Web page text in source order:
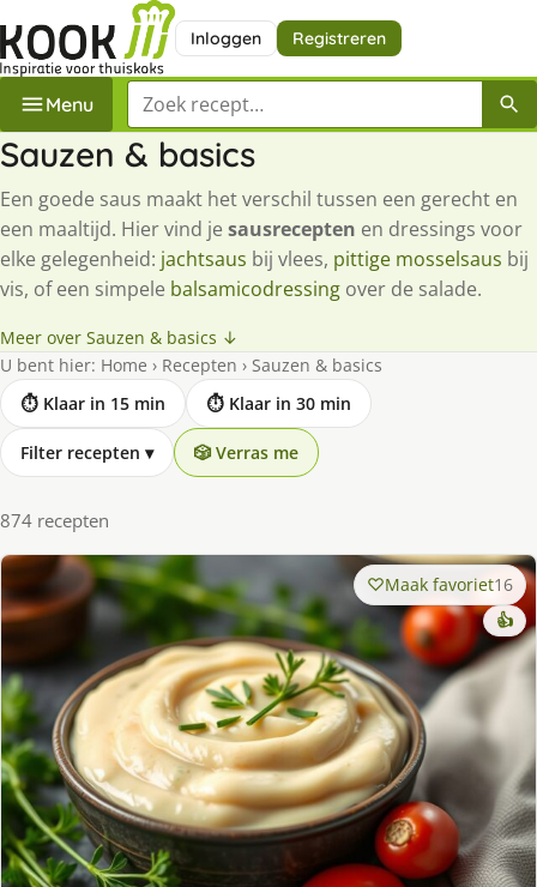
Inloggen Registreren
Menu Zoek een recept
Sauzen & basics
Een goede saus maakt het verschil tussen een gerecht en
een maaltijd. Hier vind je sausrecepten en dressings voor
elke gelegenheid: jachtsaus bij vlees, pittige mosselsaus bij
vis, of een simpele balsamicodressing over de salade.
Meer over Sauzen & basics ↓
U bent hier: Home › Recepten › Sauzen & basics
⏱ Klaar in 15 min
⏱ Klaar in 30 min
Filter recepten ▾ 🎲 Verras me
874 recepten
Maak favoriet16
👍